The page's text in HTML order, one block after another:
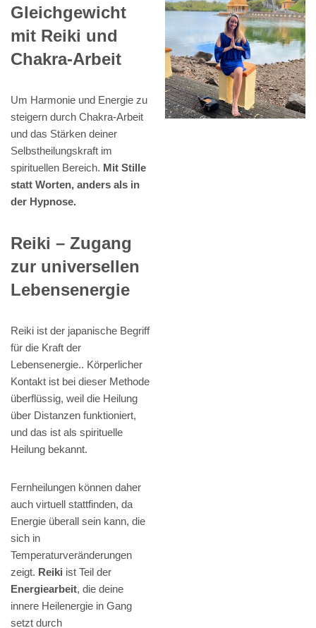
Gleichgewicht
mit Reiki und
Chakra-Arbeit
Um Harmonie und Energie zu
steigern durch Chakra-Arbeit
und das Stärken deiner
Selbstheilungskraft im
spirituellen Bereich. Mit Stille
statt Worten, anders als in
der Hypnose.
Reiki – Zugang
zur universellen
Lebensenergie
Reiki ist der japanische Begriff
für die Kraft der
Lebensenergie.. Körperlicher
Kontakt ist bei dieser Methode
überflüssig, weil die Heilung
über Distanzen funktioniert,
und das ist als spirituelle
Heilung bekannt.
Fernheilungen können daher
auch virtuell stattfinden, da
Energie überall sein kann, die
sich in
Temperaturveränderungen
zeigt. Reiki ist Teil der
Energiearbeit, die deine
innere Heilenergie in Gang
setzt durch